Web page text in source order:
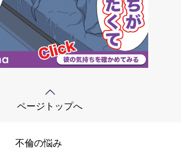
ページトップへ
不倫の悩み